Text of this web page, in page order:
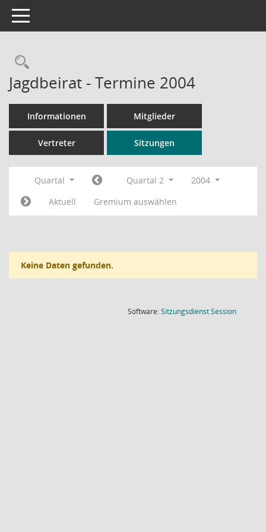
Toggle navigation
Rechercheauswahl
Jagdbeirat - Termine 2004
Informationen Mitglieder
Vertreter Sitzungen
Quartal Quartal 2
2004
Aktuell
Gremium auswählen
Keine Daten gefunden.
Software:SitzungsdienstSession(Wird in